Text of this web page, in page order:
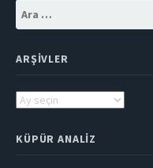
ARŞIVLER
Arşivler
KÜPÜR ANALIZ